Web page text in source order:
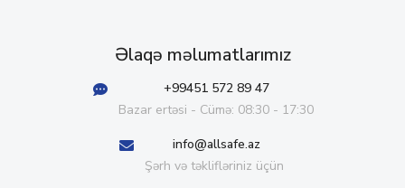
Əlaqə məlumatlarımız
+99451 572 89 47
Bazar ertəsi - Cümə: 08:30 - 17:30
info@allsafe.az
Şərh və təklifləriniz üçün